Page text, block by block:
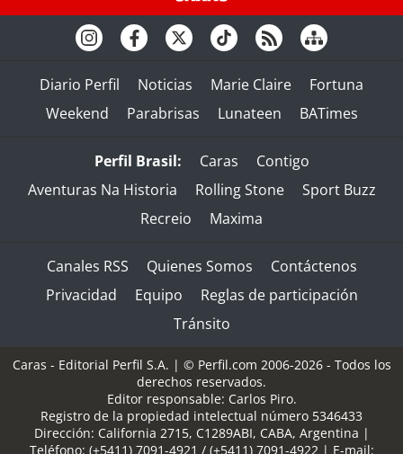
Diario Perfil Noticias Marie Claire
Fortuna
Weekend
Parabrisas Lunateen BATimes
Perfil Brasil: Caras
Contigo
Aventuras Na Historia
Rolling Stone
Sport Buzz
Recreio
Maxima
Canales RSS Quienes Somos
Contáctenos
Privacidad
Equipo
Reglas de participación
Tránsito
Caras - Editorial Perfil S.A. | © Perfil.com 2006-2026 - Todos los
derechos reservados.
Editor responsable: Carlos Piro.
Registro de la propiedad intelectual número 5346433
Dirección: California 2715, C1289ABI, CABA, Argentina |
Teléfono: (+5411) 7091-4921 / (+5411) 7091-4922 | E-mail: